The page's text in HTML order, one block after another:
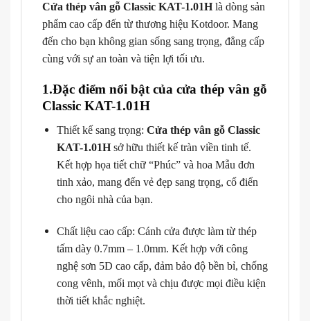
Cửa thép vân gỗ Classic KAT-1.01Hlà dòng sản
phẩm cao cấp đến từ thương hiệu Kotdoor. Mang
đến cho bạn không gian sống sang trọng, đẳng cấp
cùng với sự an toàn và tiện lợi tối ưu.
1.Đặc điểm nổi bật của cửa thép vân gỗ
Classic KAT-1.01H
Thiết kế sang trọng: Cửa thép vân gỗ Classic
KAT-1.01Hsở hữu thiết kế tràn viền tinh tế.
Kết hợp họa tiết chữ “Phúc” và hoa Mẫu đơn
tinh xảo, mang đến vẻ đẹp sang trọng, cổ điển
cho ngôi nhà của bạn.
Chất liệu cao cấp: Cánh cửa được làm từ thép
tấm dày 0.7mm – 1.0mm. Kết hợp với công
nghệ sơn 5D cao cấp, đảm bảo độ bền bỉ, chống
cong vênh, mối mọt và chịu được mọi điều kiện
thời tiết khắc nghiệt.